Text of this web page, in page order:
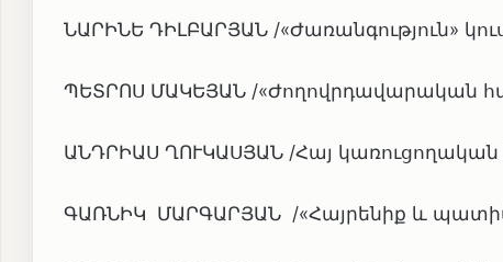
ՆԱՐԻՆԵ ԴԻԼԲԱՐՅԱՆ /«Ժառանգություն»
ՊԵՏՐՈՍ ՄԱԿԵՅԱՆ /«Ժողովրդավարական
ԱՆԴՐԻԱՍ ՂՈՒԿԱՍՅԱՆ /Հայ կառուցողական
ԳԱՌՆԻԿ ՄԱՐԳԱՐՅԱՆ /«Հայրենիք և